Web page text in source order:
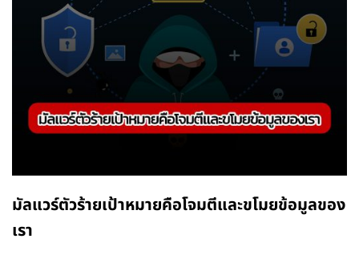
มัลแวร์ตัวร้ายเป้าหมายคือโจมตีและขโมยข้อมูลของ
เรา